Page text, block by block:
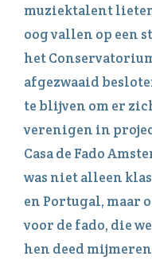
muziektalent
oog vallen op een
het
afgezwaaid
te blijven om er
verenigen in
Casa de Fado
was niet alleen
en Portugal, maar
voor de fado, die
hen deed